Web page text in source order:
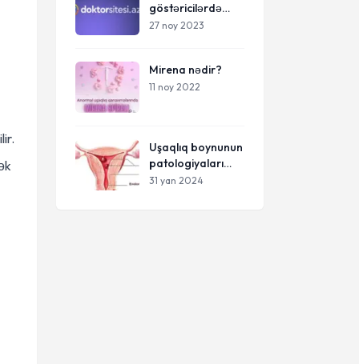
göstəricilərdə
laparoskopik və
27 noy 2023
Mirena nədir?
11 noy 2022
Uşaqlıq boynunun
patologiyaları
(eroziya, polip,
31 yan 2024